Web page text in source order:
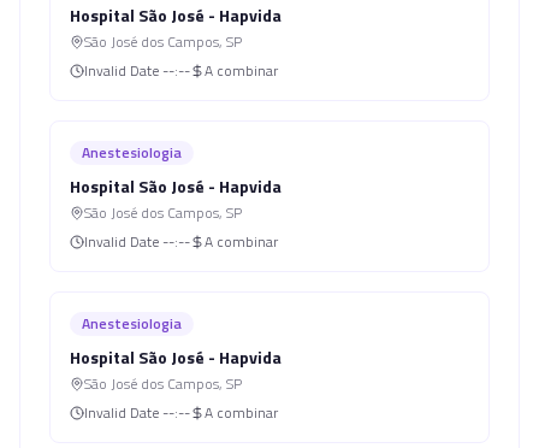
Hospital São José - Hapvida
São José dos Campos, SP
Invalid Date --:-- A combinar
Anestesiologia
Hospital São José - Hapvida
São José dos Campos, SP
Invalid Date --:-- A combinar
Anestesiologia
Hospital São José - Hapvida
São José dos Campos, SP
Invalid Date --:-- A combinar